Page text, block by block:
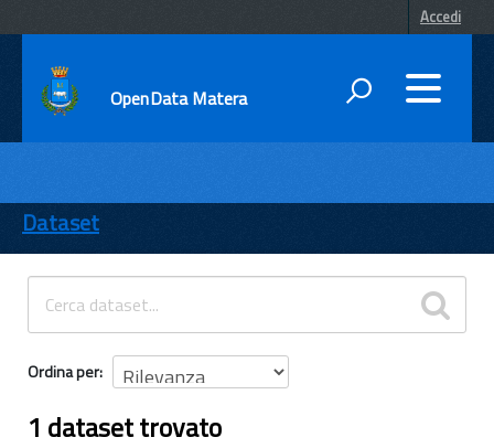
Accedi
OpenData Matera
ENTI
TEMI
INFORMAZIONI
Dataset
Ordina per
1 dataset trovato